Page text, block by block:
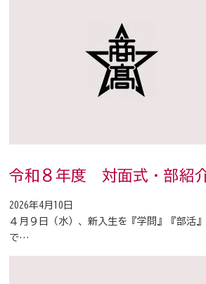
令和８年度 対面式・部紹
2026年4月10日
４月９日（水）、新入生を『学問』『部活
で…